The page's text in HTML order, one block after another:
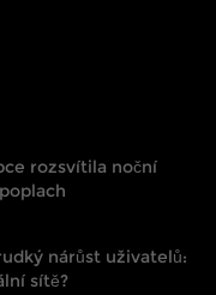
rozsvítila noční
nárůst uživatelů:
sítě?